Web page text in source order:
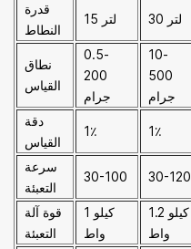
قدرة
النطاط
15 لتر 30 لتر
نطاق
القياس
0.5-
200
جرام
10-
500
جرام
دقة
القياس
1٪ 1٪
سرعة
التعبئة
30-100 30-120
قوة آلة
التعبئة
1 كيلو
واط
1.2 كيلو
واط